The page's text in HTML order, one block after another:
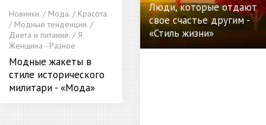
Новинки. / Мода. / Красота.
/ Модные тенденции. /
Диета и питание. / Я
Женщина - Разное
Модные жакеты в
стиле исторического
милитари - «Мода»
Люди, которые отдают
свое счастье другим -
«Стиль жизни»